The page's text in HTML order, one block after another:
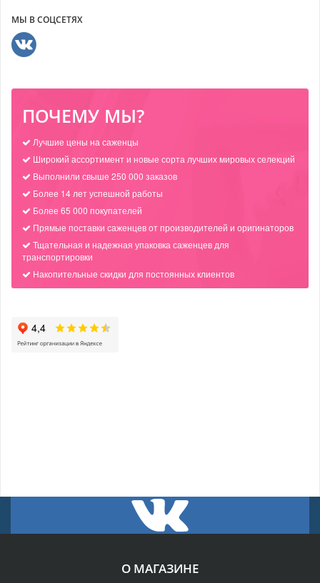
МЫ В СОЦСЕТЯХ
ПОЧЕМУ МЫ?
Лучшие цены на саженцы
Широкий ассортимент и новые сорта лучших мировых селекций
Выполнили свыше 250 000 заказов
Более 14 лет успешной работы
Более 65 000 покупателей
Прямые поставки саженцев от производителей и оригинаторов
Тщательная и надежная упаковка саженцев для
транспортировки
Накопительные скидки для постоянных клиентов
О МАГАЗИНЕ